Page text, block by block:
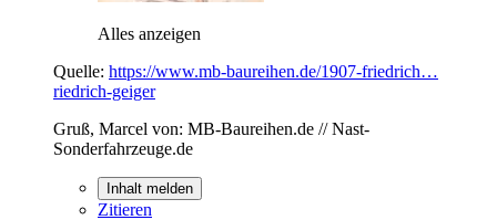
Alles anzeigen
Quelle: https://www.mb-baureihen.de/1907-friedrich…
riedrich-geiger
Gruß, Marcel von: MB-Baureihen.de // Nast-
Sonderfahrzeuge.de
Inhalt melden
Zitieren